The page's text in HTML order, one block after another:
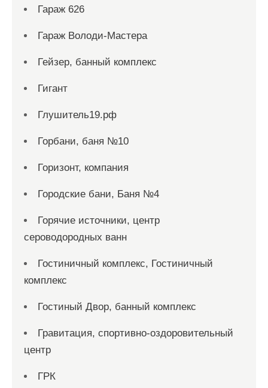
Гараж 626
Гараж Володи-Мастера
Гейзер, банный комплекс
Гигант
Глушитель19.рф
Горбани, баня №10
Горизонт, компания
Городские бани, Баня №4
Горячие источники, центр
сероводородных ванн
Гостиничный комплекс, Гостиничный
комплекс
Гостиный Двор, банный комплекс
Гравитация, спортивно-оздоровительный
центр
ГРК